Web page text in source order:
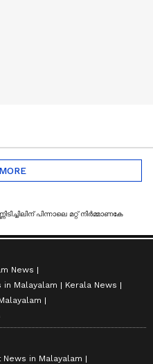
News
in Malayalam
Kerala News
in Malayalam